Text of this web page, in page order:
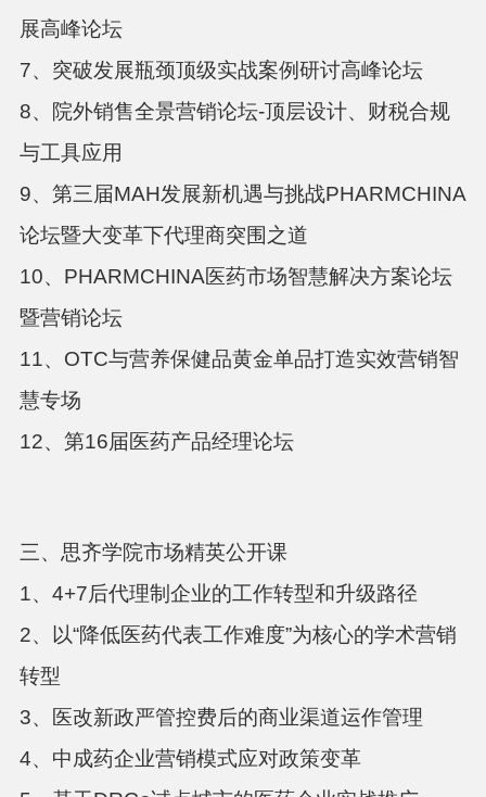
展高峰论坛
7、突破发展瓶颈顶级实战案例研讨高峰论坛
8、院外销售全景营销论坛-顶层设计、财税合规
与工具应用
9、第三届MAH发展新机遇与挑战PHARMCHINA
论坛暨大变革下代理商突围之道
10、PHARMCHINA医药市场智慧解决方案论坛
暨营销论坛
11、OTC与营养保健品黄金单品打造实效营销智
慧专场
12、第16届医药产品经理论坛
三、思齐学院市场精英公开课
1、4+7后代理制企业的工作转型和升级路径
2、以“降低医药代表工作难度”为核心的学术营销
转型
3、医改新政严管控费后的商业渠道运作管理
4、中成药企业营销模式应对政策变革